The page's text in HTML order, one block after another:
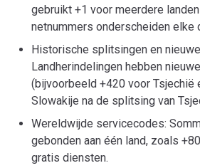
gebruikt +1 voor meerdere
netnummers onderscheiden elke
Historische splitsingen en
Landherindelingen hebben
(bijvoorbeeld +420 voor Tsjechië
Slowakije na de splitsing van
Wereldwijde servicecodes:
gebonden aan één land, zoals
gratis diensten.